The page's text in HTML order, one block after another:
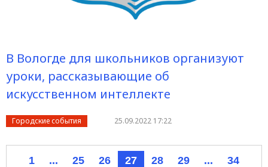
В Вологде для школьников организуют
уроки, рассказывающие об
искусственном интеллекте
Городские события 25.09.2022 17:22
1 ... 25 26 27 28 29 ... 34